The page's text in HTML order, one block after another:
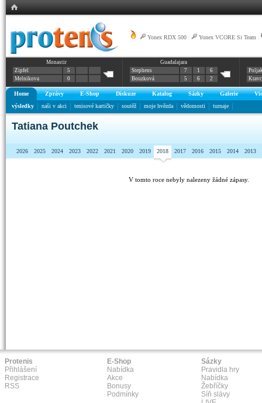
Yonex RDX 500 Yonex VCORE Si Team
Monastir
Zipfel
5
Melnikova
0
Guadalajara
Stephens
7 1
6
Bouzková
5 6 2
Home Zprávy E-Shop Diskuze Katalog Sázky Galerie
výsledky
naši v akci tenisové kartičky soutěž moje hvězda vědomosti turnaje
Tatiana Poutchek
2026 2025 2024 2023 2022 2021 2020 2019 2018 2017 2016 2015 2014 2013
V tomto roce nebyly nalezeny žádné zápasy.
Protenis
Přihlášení
Registrace
RSS
E-Shop
Nabídka
Akce
Bonusy
Podmínky
Sázky
Pravidla hry
Nabídka
Žebříčky
Síň slávy